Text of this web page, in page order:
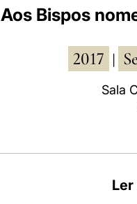
Aos Bispos
2017
Sala